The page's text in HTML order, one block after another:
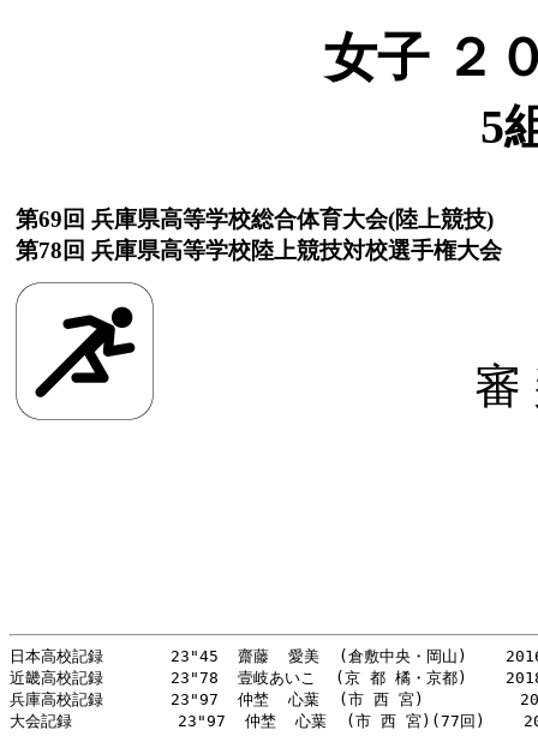
女子 ２
5
第69回 兵庫県高等学校総合体育大会(陸上競技)
第78回 兵庫県高等学校陸上競技対校選手権大会
日本高校記録       23"45  齋藤  愛美  (倉敷中央・岡山)
近畿高校記録       23"78  壹岐あいこ  (京 都 橘・京都)
兵庫高校記録       23"97  仲埜  心葉  (市 西 宮)